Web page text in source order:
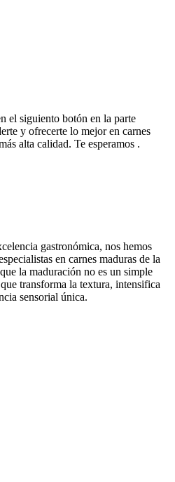
el siguiento botón en la parte
y ofrecerte lo mejor en carnes
alta calidad. Te esperamos .
gastronómica, nos hemos
en carnes maduras de la
la maduración no es un simple
transforma la textura, intensifica
sensorial única.